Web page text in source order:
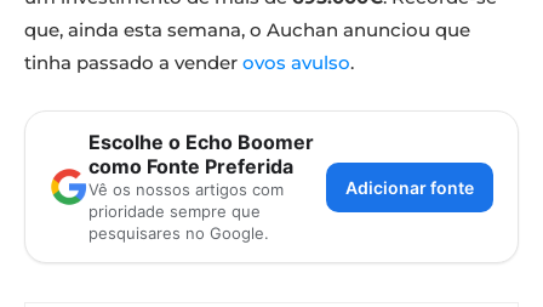
que, ainda esta semana, o Auchan anunciou que
tinha passado a vender ovos avulso.
Escolhe o Echo Boomer
como Fonte Preferida
Vê os nossos artigos com
prioridade sempre que
pesquisares no Google.
Adicionar fonte